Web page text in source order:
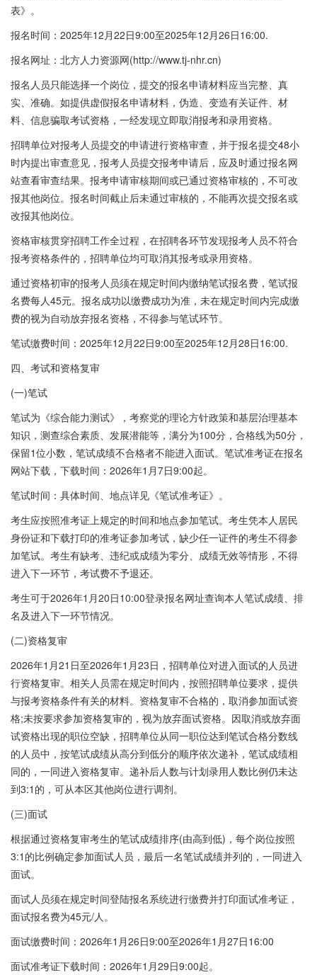
表》。
报名时间：2025年12月22日9:00至2025年12月26日16:00.
报名网址：北方人力资源网(http://www.tj-nhr.cn)
报名人员只能选择一个岗位，提交的报名申请材料应当完整、真
实、准确。如提供虚假报名申请材料，伪造、变造有关证件、材
料、信息骗取考试资格，一经发现立即取消报考和录用资格。
招聘单位对报考人员提交的申请进行资格审查，并于报名提交48小
时内提出审查意见，报考人员提交报考申请后，应及时通过报名网
站查看审查结果。报考申请审核期间或已通过资格审核的，不可改
报其他岗位。报名时间截止后未通过审核的，不能再次提交报名或
改报其他岗位。
资格审核贯穿招聘工作全过程，在招聘各环节发现报考人员不符合
报考资格条件的，招聘单位均可取消其报考或录用资格。
通过资格初审的报考人员须在规定时间内缴纳笔试报名费，笔试报
名费每人45元。报名成功以缴费成功为准，未在规定时间内完成缴
费的视为自动放弃报名资格，不得参与笔试环节。
笔试缴费时间：2025年12月22日9:00至2025年12月28日16:00.
四、考试和资格复审
(一)笔试
笔试为《综合能力测试》，考察党的理论方针政策和基层治理基本
知识，测查综合素质、发展潜能等，满分为100分，合格线为50分，
保留1位小数，笔试成绩不合格者不能进入面试。笔试准考证在报名
网站下载，下载时间：2026年1月7日9:00起。
笔试时间：具体时间、地点详见《笔试准考证》。
考生应按照准考证上规定的时间和地点参加笔试。考生凭本人居民
身份证和下载打印的准考证参加考试，缺少任一证件的考生不得参
加笔试。考生有缺考、违纪或成绩为零分、成绩无效等情形，不得
进入下一环节，考试费不予退还。
考生可于2026年1月20日10:00登录报名网址查询本人笔试成绩、排
名及进入下一环节情况。
(二)资格复审
2026年1月21日至2026年1月23日，招聘单位对进入面试的人员进
行资格复审。相关人员需在规定时间内，按照招聘单位要求，提供
与报考资格条件有关的材料。资格复审不合格的，取消参加面试资
格;未按要求参加资格复审的，视为放弃面试资格。因取消或放弃面
试资格出现的职位空缺，招聘单位从同一职位达到笔试合格分数线
的人员中，按笔试成绩从高分到低分的顺序依次递补，笔试成绩相
同的，一同进入资格复审。递补后人数与计划录用人数比例仍未达
到3:1的，可从本区其他岗位进行调剂。
(三)面试
根据通过资格复审考生的笔试成绩排序(由高到低)，每个岗位按照
3:1的比例确定参加面试人员，最后一名笔试成绩并列的，一同进入
面试。
面试人员须在规定时间登陆报名系统进行缴费并打印面试准考证，
面试报名费为45元/人。
面试缴费时间：2026年1月26日9:00至2026年1月27日16:00
面试准考证下载时间：2026年1月29日9:00起。